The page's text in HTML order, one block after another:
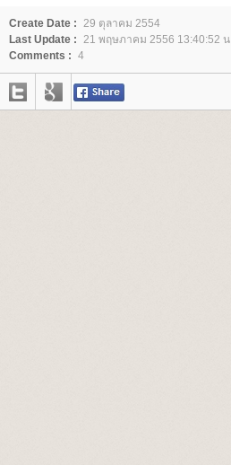
Create Date :
29 ตุลาคม 2554
Last Update :
21 พฤษภาคม 2556 13:40:52 น.
Comments : 4